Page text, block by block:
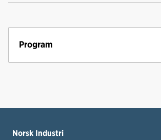
Program
Norsk Industri